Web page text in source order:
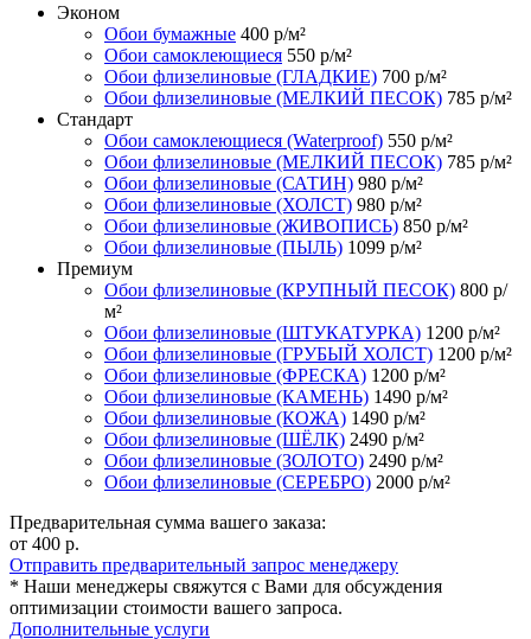
Эконом
Обои бумажные 400 р/м²
Обои самоклеющиеся 550 р/м²
Обои флизелиновые (ГЛАДКИЕ) 700 р/м²
Обои флизелиновые (МЕЛКИЙ ПЕСОК) 785 р/м²
Стандарт
Обои самоклеющиеся (Waterproof) 550 р/м²
Обои флизелиновые (МЕЛКИЙ ПЕСОК) 785 р/м²
Обои флизелиновые (САТИН) 980 р/м²
Обои флизелиновые (ХОЛСТ) 980 р/м²
Обои флизелиновые (ЖИВОПИСЬ) 850 р/м²
Обои флизелиновые (ПЫЛЬ) 1099 р/м²
Премиум
Обои флизелиновые (КРУПНЫЙ ПЕСОК) 800 р/
м²
Обои флизелиновые (ШТУКАТУРКА) 1200 р/м²
Обои флизелиновые (ГРУБЫЙ ХОЛСТ) 1200 р/м²
Обои флизелиновые (ФРЕСКА) 1200 р/м²
Обои флизелиновые (КАМЕНЬ) 1490 р/м²
Обои флизелиновые (КОЖА) 1490 р/м²
Обои флизелиновые (ШЁЛК) 2490 р/м²
Обои флизелиновые (ЗОЛОТО) 2490 р/м²
Обои флизелиновые (СЕРЕБРО) 2000 р/м²
Предварительная сумма вашего заказа:
от 400 р.
Отправить предварительный запрос менеджеру
* Наши менеджеры свяжутся с Вами для обсуждения
оптимизации стоимости вашего запроса.
Дополнительные услуги